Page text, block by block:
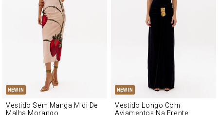
NEW IN
Vestido Sem Manga Midi De
NEW IN
Vestido Longo Com